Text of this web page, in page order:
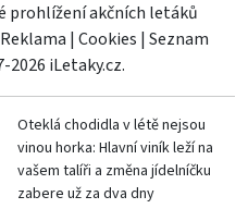
prohlížení akčních letáků
Reklama | Cookies | Seznam
2026 iLetaky.cz.
Oteklá chodidla v létě nejsou
vinou horka: Hlavní viník leží na
vašem talíři a změna jídelníčku
zabere už za dva dny